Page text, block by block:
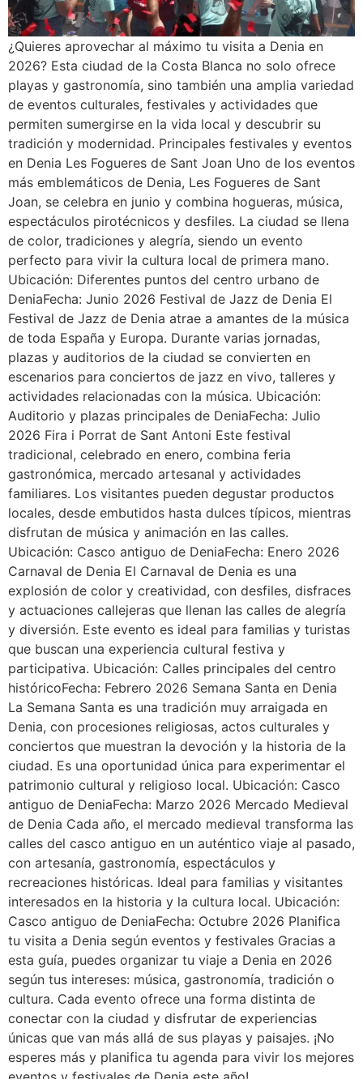
¿Quieres aprovechar al máximo tu visita a Denia en
2026? Esta ciudad de la Costa Blanca no solo ofrece
playas y gastronomía, sino también una amplia variedad
de eventos culturales, festivales y actividades que
permiten sumergirse en la vida local y descubrir su
tradición y modernidad. Principales festivales y eventos
en Denia Les Fogueres de Sant Joan Uno de los eventos
más emblemáticos de Denia, Les Fogueres de Sant
Joan, se celebra en junio y combina hogueras, música,
espectáculos pirotécnicos y desfiles. La ciudad se llena
de color, tradiciones y alegría, siendo un evento
perfecto para vivir la cultura local de primera mano.
Ubicación: Diferentes puntos del centro urbano de
DeniaFecha: Junio 2026 Festival de Jazz de Denia El
Festival de Jazz de Denia atrae a amantes de la música
de toda España y Europa. Durante varias jornadas,
plazas y auditorios de la ciudad se convierten en
escenarios para conciertos de jazz en vivo, talleres y
actividades relacionadas con la música. Ubicación:
Auditorio y plazas principales de DeniaFecha: Julio
2026 Fira i Porrat de Sant Antoni Este festival
tradicional, celebrado en enero, combina feria
gastronómica, mercado artesanal y actividades
familiares. Los visitantes pueden degustar productos
locales, desde embutidos hasta dulces típicos, mientras
disfrutan de música y animación en las calles.
Ubicación: Casco antiguo de DeniaFecha: Enero 2026
Carnaval de Denia El Carnaval de Denia es una
explosión de color y creatividad, con desfiles, disfraces
y actuaciones callejeras que llenan las calles de alegría
y diversión. Este evento es ideal para familias y turistas
que buscan una experiencia cultural festiva y
participativa. Ubicación: Calles principales del centro
históricoFecha: Febrero 2026 Semana Santa en Denia
La Semana Santa es una tradición muy arraigada en
Denia, con procesiones religiosas, actos culturales y
conciertos que muestran la devoción y la historia de la
ciudad. Es una oportunidad única para experimentar el
patrimonio cultural y religioso local. Ubicación: Casco
antiguo de DeniaFecha: Marzo 2026 Mercado Medieval
de Denia Cada año, el mercado medieval transforma las
calles del casco antiguo en un auténtico viaje al pasado,
con artesanía, gastronomía, espectáculos y
recreaciones históricas. Ideal para familias y visitantes
interesados en la historia y la cultura local. Ubicación:
Casco antiguo de DeniaFecha: Octubre 2026 Planifica
tu visita a Denia según eventos y festivales Gracias a
esta guía, puedes organizar tu viaje a Denia en 2026
según tus intereses: música, gastronomía, tradición o
cultura. Cada evento ofrece una forma distinta de
conectar con la ciudad y disfrutar de experiencias
únicas que van más allá de sus playas y paisajes. ¡No
esperes más y planifica tu agenda para vivir los mejores